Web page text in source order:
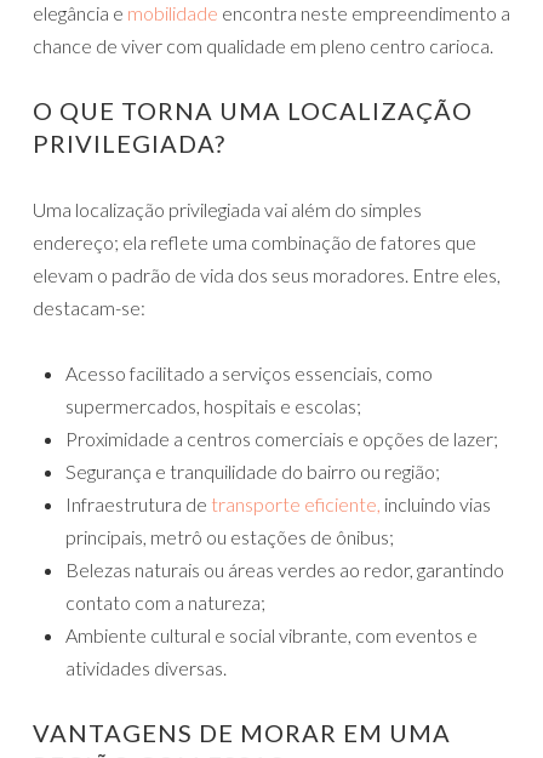
elegância e mobilidade encontra neste empreendimento a
chance de viver com qualidade em pleno centro carioca.
O QUE TORNA UMA LOCALIZAÇÃO
PRIVILEGIADA?
Uma localização privilegiada vai além do simples
endereço; ela reflete uma combinação de fatores que
elevam o padrão de vida dos seus moradores. Entre eles,
destacam-se:
Acesso facilitado a serviços essenciais, como
supermercados, hospitais e escolas;
Proximidade a centros comerciais e opções de lazer;
Segurança e tranquilidade do bairro ou região;
Infraestrutura de transporte eficiente, incluindo vias
principais, metrô ou estações de ônibus;
Belezas naturais ou áreas verdes ao redor, garantindo
contato com a natureza;
Ambiente cultural e social vibrante, com eventos e
atividades diversas.
VANTAGENS DE MORAR EM UMA